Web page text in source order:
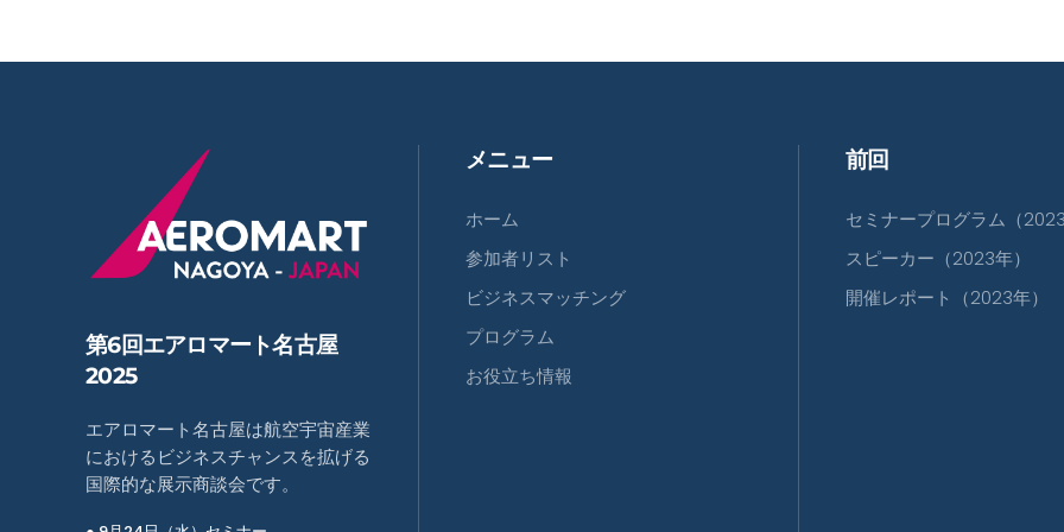
第6回エアロマート名古屋
2025
エアロマート名古屋は航空宇宙産業
におけるビジネスチャンスを拡げる
国際的な展示商談会です。
メニュー
ホーム
参加者リスト
ビジネスマッチング
プログラム
お役立ち情報
前回
セミナープログラム（
スピーカー（2023年）
開催レポート（2023年）